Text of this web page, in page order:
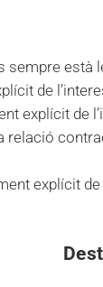
de
explícit de
relació
explícit de